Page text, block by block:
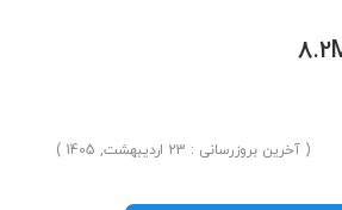
( آخرین بروزرسانی : 23 اردیبهشت, 1405 )